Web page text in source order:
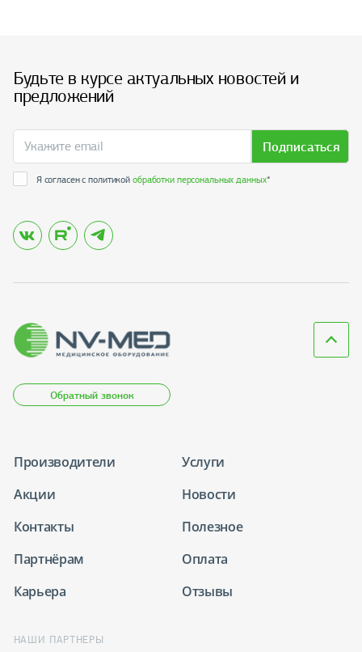
Будьте в курсе актуальных новостей и
предложений
Подписаться
Я согласен с политикойобработки персональных данных*
Обратный звонок
Производители
Услуги
Акции
Новости
Контакты
Полезное
Партнёрам
Оплата
Карьера
Отзывы
НАШИ ПАРТНЕРЫ